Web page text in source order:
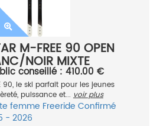
M-FREE 90 OPEN
NOIR MIXTE
conseillé : 410.00 €
90, le ski parfait pour les jeunes
puissance et... voir plus
femme Freeride Confirmé
- 2026